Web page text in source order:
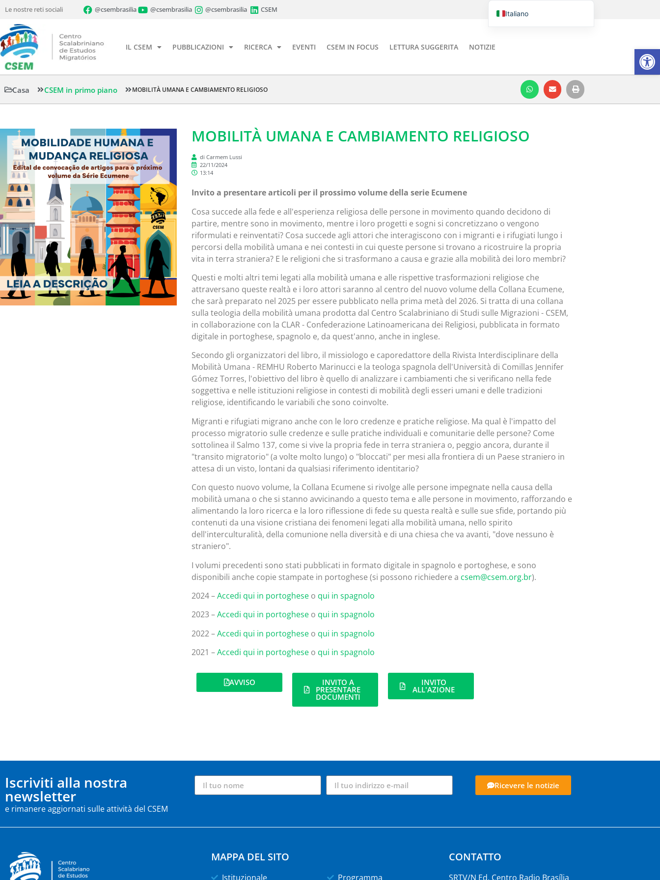
Le nostre reti sociali @csembrasilia @csembrasilia @csembrasilia CSEM
IL CSEM PUBBLICAZIONI RICERCA EVENTI CSEM IN FOCUS LETTURA SUGGERITA NOTIZIE
Casa CSEM in primo piano MOBILITÀ UMANA E CAMBIAMENTO RELIGIOSO
MOBILITÀ UMANA E CAMBIAMENTO RELIGIOSO
di Carmem Lussi
22/11/2024
13:14
Invito a presentare articoli per il prossimo volume della serie Ecumene
Cosa succede alla fede e all'esperienza religiosa delle persone in movimento quando decidono di
partire, mentre sono in movimento, mentre i loro progetti e sogni si concretizzano o vengono
riformulati e reinventati? Cosa succede agli attori che interagiscono con i migranti e i rifugiati lungo i
percorsi della mobilità umana e nei contesti in cui queste persone si trovano a ricostruire la propria
vita in terra straniera? E le religioni che si trasformano a causa e grazie alla mobilità dei loro membri?
Questi e molti altri temi legati alla mobilità umana e alle rispettive trasformazioni religiose che
attraversano queste realtà e i loro attori saranno al centro del nuovo volume della Collana Ecumene,
che sarà preparato nel 2025 per essere pubblicato nella prima metà del 2026. Si tratta di una collana
sulla teologia della mobilità umana prodotta dal Centro Scalabriniano di Studi sulle Migrazioni - CSEM,
in collaborazione con la CLAR - Confederazione Latinoamericana dei Religiosi, pubblicata in formato
digitale in portoghese, spagnolo e, da quest'anno, anche in inglese.
Secondo gli organizzatori del libro, il missiologo e caporedattore della Rivista Interdisciplinare della
Mobilità Umana - REMHU Roberto Marinucci e la teologa spagnola dell'Università di Comillas Jennifer
Gómez Torres, l'obiettivo del libro è quello di analizzare i cambiamenti che si verificano nella fede
soggettiva e nelle istituzioni religiose in contesti di mobilità degli esseri umani e delle tradizioni
religiose, identificando le variabili che sono coinvolte.
Migranti e rifugiati migrano anche con le loro credenze e pratiche religiose. Ma qual è l'impatto del
processo migratorio sulle credenze e sulle pratiche individuali e comunitarie delle persone? Come
sottolinea il Salmo 137, come si vive la propria fede in terra straniera o, peggio ancora, durante il
"transito migratorio" (a volte molto lungo) o "bloccati" per mesi alla frontiera di un Paese straniero in
attesa di un visto, lontani da qualsiasi riferimento identitario?
Con questo nuovo volume, la Collana Ecumene si rivolge alle persone impegnate nella causa della
mobilità umana o che si stanno avvicinando a questo tema e alle persone in movimento, rafforzando e
alimentando la loro ricerca e la loro riflessione di fede su questa realtà e sulle sue sfide, portando più
contenuti da una visione cristiana dei fenomeni legati alla mobilità umana, nello spirito
dell'interculturalità, della comunione nella diversità e di una chiesa che va avanti, "dove nessuno è
straniero".
I volumi precedenti sono stati pubblicati in formato digitale in spagnolo e portoghese, e sono
disponibili anche copie stampate in portoghese (si possono richiedere a csem@csem.org.br).
2024 –Accedi qui in portoghese o qui in spagnolo
2023 –Accedi qui in portoghese o qui in spagnolo
2022 –Accedi qui in portoghese o qui in spagnolo
2021 –Accedi qui in portoghese o qui in spagnolo
AVVISO INVITO A
PRESENTARE
DOCUMENTI
INVITO
ALL'AZIONE
Iscriviti alla nostra
newsletter
e rimanere aggiornati sulle attività del CSEM
Ricevere le notizie
MAPPA DEL SITO
Istituzionale Programma
CONTATTO
SRTV/N Ed. Centro Radio Brasília
Aprire
Italiano